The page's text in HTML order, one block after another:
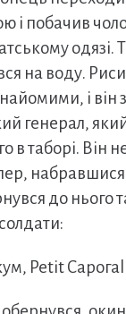
і побачив
одязі.
на воду.
і він
генерал,
в таборі. Він
набравшися
до нього
Petit